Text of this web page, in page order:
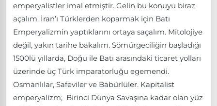
emperyalistler imal etmiştir. Gelin bu konuyu biraz
açalım. İran’ı Türklerden koparmak için Batı
Emperyalizmin yaptıklarını ortaya saçalım. Mitolojiye
değil, yakın tarihe bakalım. Sömürgeciliğin başladığı
1500lü yıllarda, Doğu ile Batı arasındaki ticaret yolları
üzerinde üç Türk imparatorluğu egemendi.
Osmanlılar, Safeviler ve Babürlüler. Kapitalist
emperyalizm; Birinci Dünya Savaşına kadar olan yüz